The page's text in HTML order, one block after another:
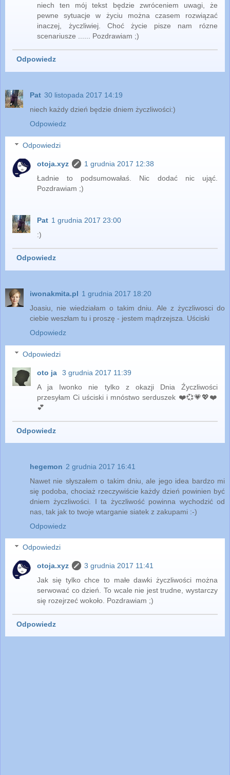
niech ten mój tekst będzie zwróceniem uwagi, że
pewne sytuacje w życiu można czasem rozwiązać
inaczej, życzliwiej. Choć życie pisze nam rózne
scenariusze ...... Pozdrawiam ;)
Odpowiedz
Pat 30 listopada 2017 14:19
niech każdy dzień będzie dniem życzliwości:)
Odpowiedz
Odpowiedzi
otoja.xyz
1 grudnia 2017 12:38
Ładnie to podsumowałaś. Nic dodać nic ująć.
Pozdrawiam ;)
Pat 1 grudnia 2017 23:00
:)
Odpowiedz
iwonakmita.pl 1 grudnia 2017 18:20
Joasiu, nie wiedziałam o takim dniu. Ale z życzliwosci do
ciebie weszłam tu i proszę - jestem mądrzejsza. Uściski
Odpowiedz
Odpowiedzi
oto ja
3 grudnia 2017 11:39
A ja Iwonko nie tylko z okazji Dnia Źyczliwości
przesyłam Ci uściski i mnóstwo serduszek ❤️💞💗💖❤️
💕
Odpowiedz
hegemon 2 grudnia 2017 16:41
Nawet nie słyszałem o takim dniu, ale jego idea bardzo mi
się podoba, chociaż rzeczywiście każdy dzień powinien być
dniem życzliwości. I ta życzliwość powinna wychodzić od
nas, tak jak to twoje wtarganie siatek z zakupami :-)
Odpowiedz
Odpowiedzi
otoja.xyz
3 grudnia 2017 11:41
Jak się tylko chce to małe dawki życzliwości można
serwować co dzień. To wcale nie jest trudne, wystarczy
się rozejrzeć wokoło. Pozdrawiam ;)
Odpowiedz